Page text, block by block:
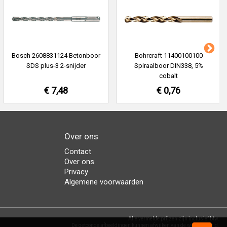
Bosch 2608831124 Betonboor
SDS plus-3 2-snijder
€ 7,48
Bohrcraft 11400100100
Spiraalboor DIN338, 5%
cobalt
€ 0,76
Over ons
Contact
Over ons
Privacy
Algemene voorwaarden
Alle vermelde prijzen zijn inclusief btw.
De getoonde afbeeldingen kunnen afwijken van de werkelijkheid.